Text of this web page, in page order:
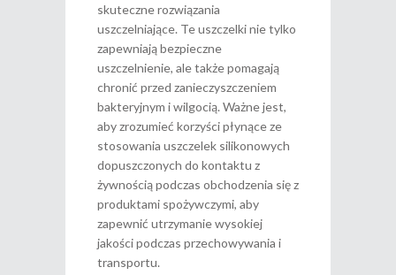
skuteczne rozwiązania
uszczelniające. Te uszczelki nie tylko
zapewniają bezpieczne
uszczelnienie, ale także pomagają
chronić przed zanieczyszczeniem
bakteryjnym i wilgocią. Ważne jest,
aby zrozumieć korzyści płynące ze
stosowania uszczelek silikonowych
dopuszczonych do kontaktu z
żywnością podczas obchodzenia się z
produktami spożywczymi, aby
zapewnić utrzymanie wysokiej
jakości podczas przechowywania i
transportu.